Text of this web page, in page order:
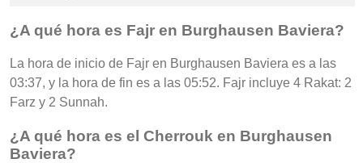
¿A qué hora es Fajr en Burghausen Baviera?
La hora de inicio de Fajr en Burghausen Baviera es a las
03:37, y la hora de fin es a las 05:52. Fajr incluye 4 Rakat: 2
Farz y 2 Sunnah.
¿A qué hora es el Cherrouk en Burghausen
Baviera?